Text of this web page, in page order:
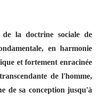
la doctrine sociale de
en harmonie
et fortement enracinée
de l'homme,
de sa conception jusqu'à